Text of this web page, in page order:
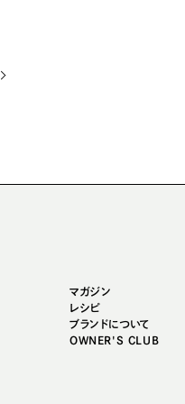
マガジン
レシピ
ブランドについて
OWNER'S CLUB